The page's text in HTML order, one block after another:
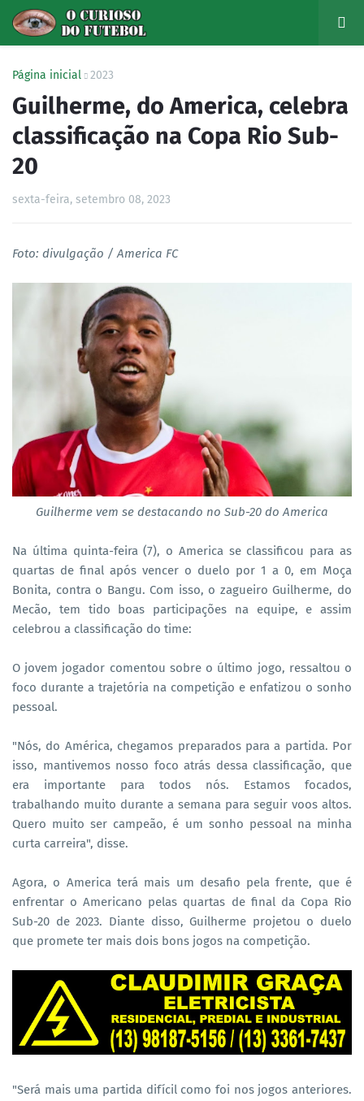
Página inicial 2023
Guilherme, do America, celebra
classificação na Copa Rio Sub-
20
sexta-feira, setembro 08, 2023
Foto: divulgação / America FC
Guilherme vem se destacando no Sub-20 do America
Na última quinta-feira (7), o America se classificou para as
quartas de final após vencer o duelo por 1 a 0, em Moça
Bonita, contra o Bangu. Com isso, o zagueiro Guilherme, do
Mecão, tem tido boas participações na equipe, e assim
celebrou a classificação do time:
O jovem jogador comentou sobre o último jogo, ressaltou o
foco durante a trajetória na competição e enfatizou o sonho
pessoal.
"Nós, do América, chegamos preparados para a partida. Por
isso, mantivemos nosso foco atrás dessa classificação, que
era importante para todos nós. Estamos focados,
trabalhando muito durante a semana para seguir voos altos.
Quero muito ser campeão, é um sonho pessoal na minha
curta carreira", disse.
Agora, o America terá mais um desafio pela frente, que é
enfrentar o Americano pelas quartas de final da Copa Rio
Sub-20 de 2023. Diante disso, Guilherme projetou o duelo
que promete ter mais dois bons jogos na competição.
"Será mais uma partida difícil como foi nos jogos anteriores.